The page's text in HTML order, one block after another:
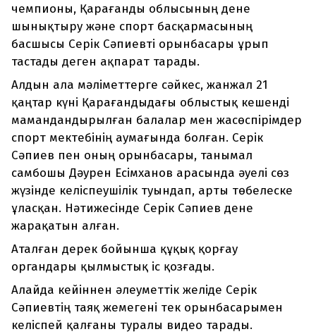
чемпионы, Қарағанды облысының дене
шынықтыру және спорт басқармасының
басшысы Серік Сәпиевті орынбасары ұрып
тастады деген ақпарат тарады.
Алдын ала мәліметтерге сәйкес, жанжал 21
қаңтар күні Қарағандыдағы облыстық кешенді
мамандандырылған балалар мен жасөспірімдер
спорт мектебінің аумағында болған. Серік
Сәпиев пен оның орынбасары, танымал
самбошы Дәурен Есімханов арасында әуелі сөз
жүзінде келіспеушілік туындап, арты төбелеске
ұласқан. Нәтижесінде Серік Сәпиев дене
жарақатын алған.
Аталған дерек бойынша құқық қорғау
органдары қылмыстық іс қозғады.
Алайда кейіннен әлеуметтік желіде Серік
Сәпиевтің таяқ жемегені тек орынбасарымен
келіспей қалғаны туралы видео тарады.